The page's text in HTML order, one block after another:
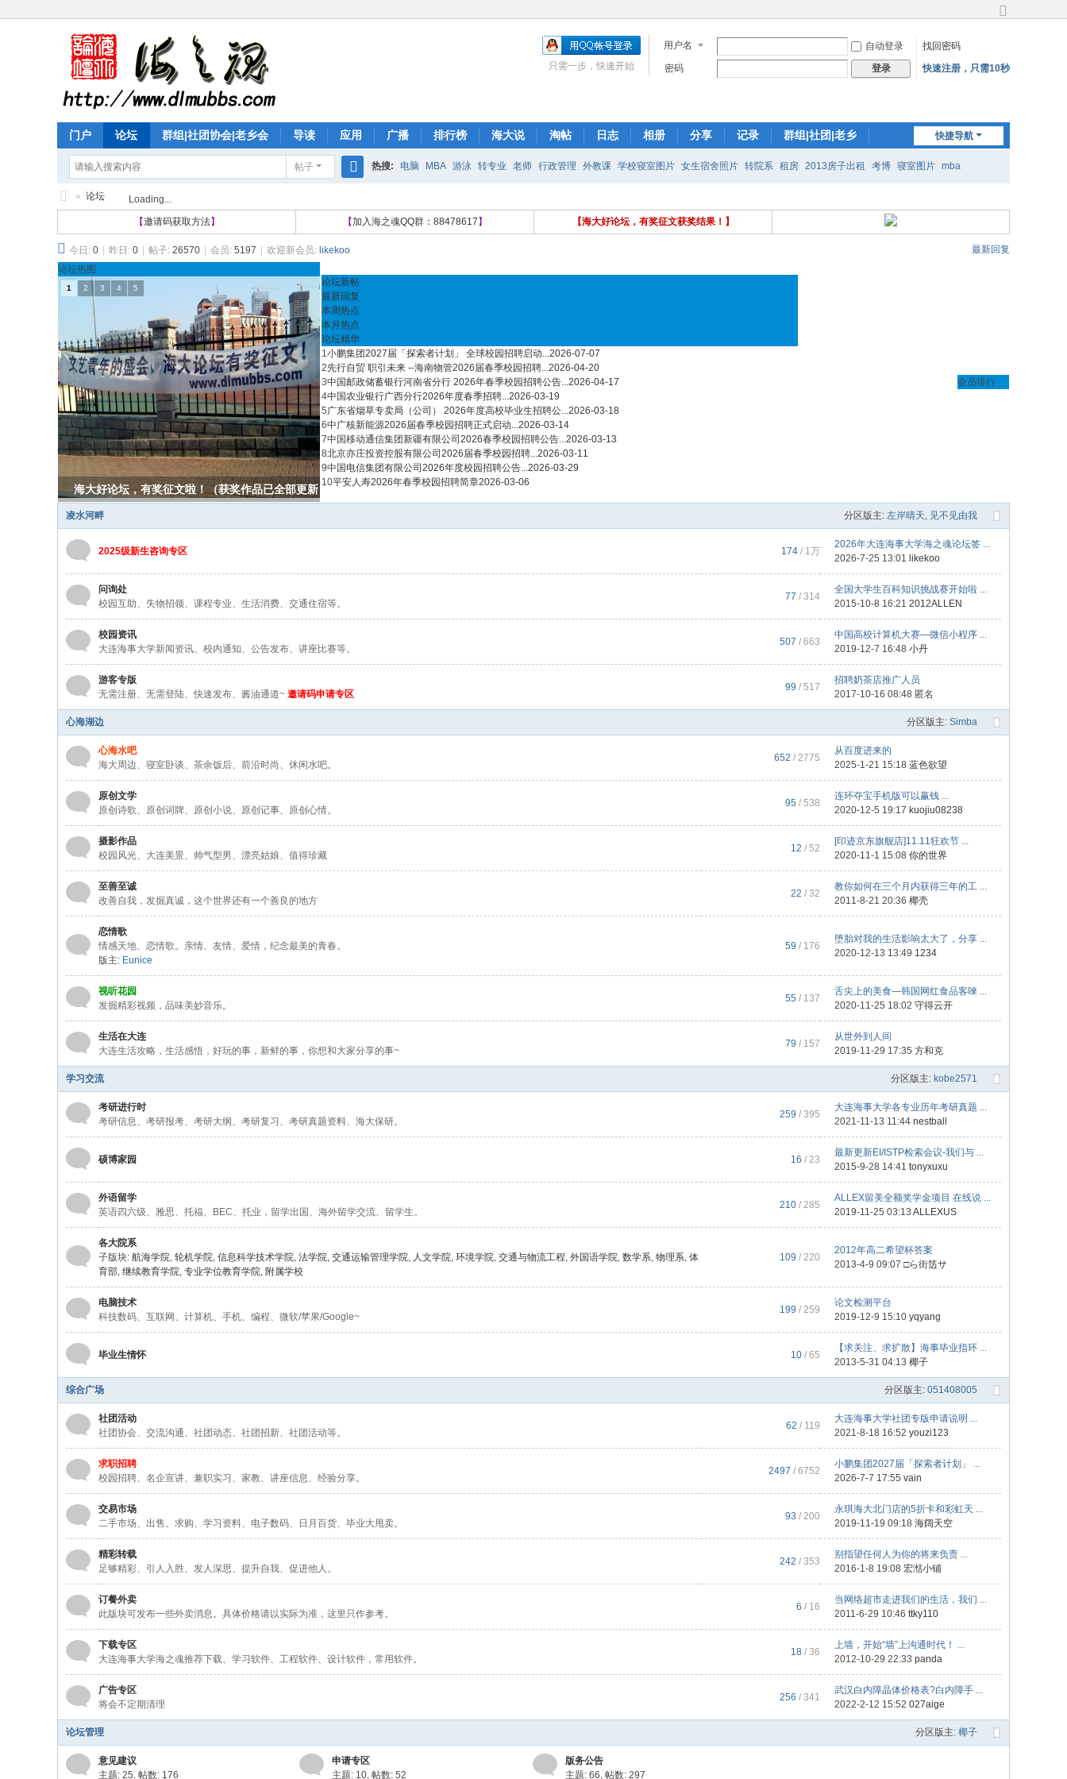
宽
用户名 自动登录
找回密码
密码
登录 快速注册，只需10秒
只需一步，快速开始
快捷导航
门户 论坛 群组|社团协会|老乡会 导读 应用 广播 排行榜 海大说 淘帖 日志 相册 分享 记录
群组|社团|老乡
帖子
索
热搜: 电脑 MBA 游泳 转专业 老师 行政管理 外教课 学校寝室图片 女生宿舍照片 转院系 租房 2013房子出租 考博 寝室图片 mba
之
魂
B
» 论坛
Loading...
【邀请码获取方法】 【加入海之魂QQ群：88478617 】 【海大好论坛，有奖征文获奖结果！】
今日: 0 昨日: 0 帖子: 26570 会员: 5197 欢迎新会员: likekoo
最新回复
论坛热图
海大老乡会圈子上线，将开放自主管理，快来加入
吧！
1 2 3 4 5
论坛新帖
最新回复
本周热点
本月热点
论坛精华
1小鹏集团2027届「探索者计划」 全球校园招聘启动...2026-07-07
2先行自贸 职引未来 --海南物管2026届春季校园招聘...2026-04-20
3中国邮政储蓄银行河南省分行 2026年春季校园招聘公告...2026-04-17
4中国农业银行广西分行2026年度春季招聘...2026-03-19
5广东省烟草专卖局（公司） 2026年度高校毕业生招聘公...2026-03-18
6中广核新能源2026届春季校园招聘正式启动...2026-03-14
7中国移动通信集团新疆有限公司2026春季校园招聘公告...2026-03-13
8北京亦庄投资控股有限公司2026届春季校园招聘...2026-03-11
9中国电信集团有限公司2026年度校园招聘公告...2026-03-29
10平安人寿2026年春季校园招聘简章2026-03-06
会员排行
分区版主: 左岸晴天, 见不见由我
凌水河畔
2025级新生咨询专区 174 / 1万
2026年大连海事大学海之魂论坛签 ...
2026-7-25 13:01 likekoo
问询处
校园互助、失物招领、课程专业、生活消费、交通住宿等。
77 / 314
全国大学生百科知识挑战赛开始啦 ...
2015-10-8 16:21 2012ALLEN
校园资讯
大连海事大学新闻资讯、校内通知、公告发布、讲座比赛等。
507 / 663
中国高校计算机大赛—微信小程序 ...
2019-12-7 16:48 小丹
游客专版
无需注册、无需登陆、快速发布、酱油通道~ 邀请码申请专区
99 / 517
招聘奶茶店推广人员
2017-10-16 08:48 匿名
分区版主: Simba
心海湖边
心海水吧
海大周边、寝室卧谈、茶余饭后、前沿时尚、休闲水吧。
652 / 2775
从百度进来的
2025-1-21 15:18 蓝色欲望
原创文学
原创诗歌、原创词牌、原创小说、原创记事、原创心情。
95 / 538
连环夺宝手机版可以赢钱 ...
2020-12-5 19:17 kuojiu08238
摄影作品
校园风光、大连美景、帅气型男、漂亮姑娘、值得珍藏
12 / 52
[印迹京东旗舰店]11.11狂欢节 ...
2020-11-1 15:08 你的世界
至善至诚
改善自我，发掘真诚，这个世界还有一个善良的地方
22 / 32
教你如何在三个月内获得三年的工 ...
2011-8-21 20:36 椰壳
恋情歌
情感天地、恋情歌。亲情、友情、爱情，纪念最美的青春。
版主: Eunice
59 / 176
堕胎对我的生活影响太大了，分享 ...
2020-12-13 13:49 1234
视听花园
发掘精彩视频，品味美妙音乐。
55 / 137
舌尖上的美食—韩国网红食品客唻 ...
2020-11-25 18:02 守得云开
生活在大连
大连生活攻略，生活感悟，好玩的事，新鲜的事，你想和大家分享的事~
79 / 157
从世外到人间
2019-11-29 17:35 方和克
分区版主: kobe2571
学习交流
考研进行时
考研信息、考研报考、考研大纲、考研复习、考研真题资料、海大保研。
259 / 395
大连海事大学各专业历年考研真题 ...
2021-11-13 11:44 nestball
硕博家园 16 / 23
最新更新EI/ISTP检索会议-我们与 ...
2015-9-28 14:41 tonyxuxu
外语留学
英语四六级、雅思、托福、BEC、托业，留学出国、海外留学交流、留学生。
210 / 285
ALLEX留美全额奖学金项目 在线说 ...
2019-11-25 03:13 ALLEXUS
各大院系
子版块: 航海学院, 轮机学院, 信息科学技术学院, 法学院, 交通运输管理学院, 人文学院, 环境学院, 交通与物流工程, 外国语学院, 数学系, 物理系, 体
育部, 继续教育学院, 专业学位教育学院, 附属学校
109 / 220
2012年高二希望杯答案
2013-4-9 09:07 □ら街笾サ
电脑技术
科技数码、互联网、计算机、手机、编程、微软/苹果/Google~
199 / 259
论文检测平台
2019-12-9 15:10 yqyang
毕业生情怀 10 / 65
【求关注、求扩散】海事毕业指环 ...
2013-5-31 04:13 椰子
分区版主: 051408005
综合广场
社团活动
社团协会、交流沟通、社团动态、社团招新、社团活动等。
62 / 119
大连海事大学社团专版申请说明 ...
2021-8-18 16:52 youzi123
求职招聘
校园招聘、名企宣讲、兼职实习、家教、讲座信息、经验分享。
2497 / 6752
小鹏集团2027届「探索者计划」 ...
2026-7-7 17:55 vain
交易市场
二手市场、出售、求购、学习资料、电子数码、日月百货、毕业大甩卖。
93 / 200
永琪海大北门店的5折卡和彩虹天 ...
2019-11-19 09:18 海阔天空
精彩转载
足够精彩、引人入胜、发人深思、提升自我、促进他人。
242 / 353
别指望任何人为你的将来负责 ...
2016-1-8 19:08 宏湉小铺
订餐外卖
此版块可发布一些外卖消息。具体价格请以实际为准，这里只作参考。
6 / 16
当网络超市走进我们的生活，我们 ...
2011-6-29 10:46 ttky110
下载专区
大连海事大学海之魂推荐下载、学习软件、工程软件、设计软件，常用软件。
18 / 36
上墙，开始“墙”上沟通时代！ ...
2012-10-29 22:33 panda
广告专区
将会不定期清理
256 / 341
武汉白内障晶体价格表?白内障手 ...
2022-2-12 15:52 027aige
分区版主: 椰子
论坛管理
意见建议
主题: 25, 帖数: 176
申请专区
主题: 10, 帖数: 52
版务公告
主题: 66, 帖数: 297